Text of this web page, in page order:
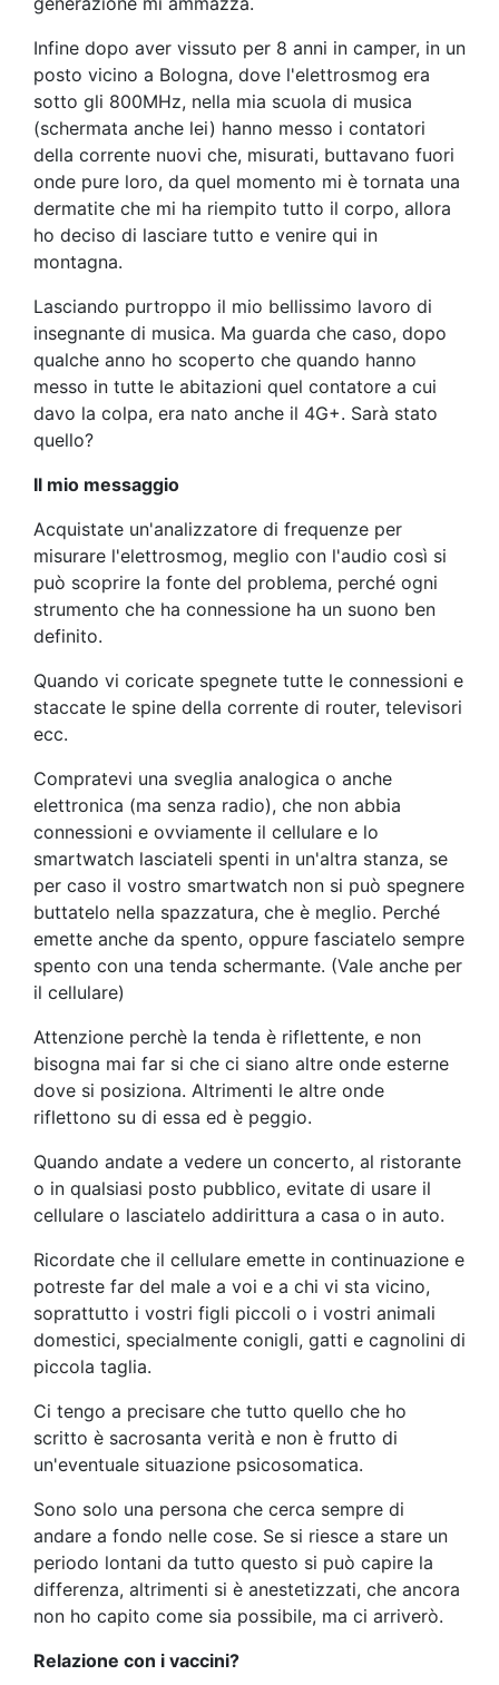
Infine dopo aver vissuto per 8 anni in camper, in un
posto vicino a Bologna, dove l'elettrosmog era
sotto gli 800MHz, nella mia scuola di musica
(schermata anche lei) hanno messo i contatori
della corrente nuovi che, misurati, buttavano fuori
onde pure loro, da quel momento mi è tornata una
dermatite che mi ha riempito tutto il corpo, allora
ho deciso di lasciare tutto e venire qui in
montagna.
Lasciando purtroppo il mio bellissimo lavoro di
insegnante di musica. Ma guarda che caso, dopo
qualche anno ho scoperto che quando hanno
messo in tutte le abitazioni quel contatore a cui
davo la colpa, era nato anche il 4G+. Sarà stato
quello?
Il mio messaggio
Acquistate un'analizzatore di frequenze per
misurare l'elettrosmog, meglio con l'audio così si
può scoprire la fonte del problema, perché ogni
strumento che ha connessione ha un suono ben
definito.
Quando vi coricate spegnete tutte le connessioni e
staccate le spine della corrente di router, televisori
ecc.
Compratevi una sveglia analogica o anche
elettronica (ma senza radio), che non abbia
connessioni e ovviamente il cellulare e lo
smartwatch lasciateli spenti in un'altra stanza, se
per caso il vostro smartwatch non si può spegnere
buttatelo nella spazzatura, che è meglio. Perché
emette anche da spento, oppure fasciatelo sempre
spento con una tenda schermante. (Vale anche per
il cellulare)
Attenzione perchè la tenda è riflettente, e non
bisogna mai far si che ci siano altre onde esterne
dove si posiziona. Altrimenti le altre onde
riflettono su di essa ed è peggio.
Quando andate a vedere un concerto, al ristorante
o in qualsiasi posto pubblico, evitate di usare il
cellulare o lasciatelo addirittura a casa o in auto.
Ricordate che il cellulare emette in continuazione e
potreste far del male a voi e a chi vi sta vicino,
soprattutto i vostri figli piccoli o i vostri animali
domestici, specialmente conigli, gatti e cagnolini di
piccola taglia.
Ci tengo a precisare che tutto quello che ho
scritto è sacrosanta verità e non è frutto di
un'eventuale situazione psicosomatica.
Sono solo una persona che cerca sempre di
andare a fondo nelle cose. Se si riesce a stare un
periodo lontani da tutto questo si può capire la
differenza, altrimenti si è anestetizzati, che ancora
non ho capito come sia possibile, ma ci arriverò.
Relazione con i vaccini?